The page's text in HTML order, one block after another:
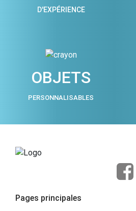
D'EXPÉRIENCE
OBJETS
PERSONNALISABLES
Pages principales